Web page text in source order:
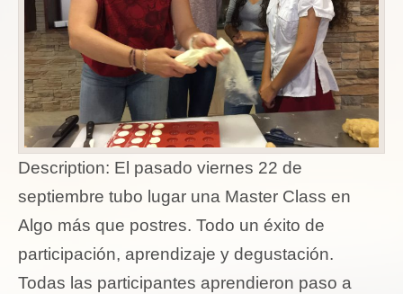
Description: El pasado viernes 22 de
septiembre tubo lugar una Master Class en
Algo más que postres. Todo un éxito de
participación, aprendizaje y degustación.
Todas las participantes aprendieron paso a